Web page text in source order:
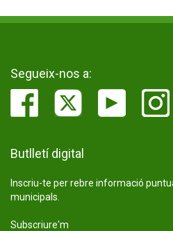
Segueix-nos a:
Butlletí digital
Inscriu-te per rebre informació
municipals.
Subscriure'm